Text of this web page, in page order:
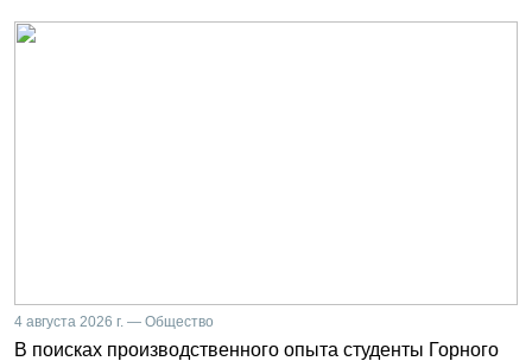
4 августа 2026 г. — Общество
В поисках производственного опыта студенты Горного